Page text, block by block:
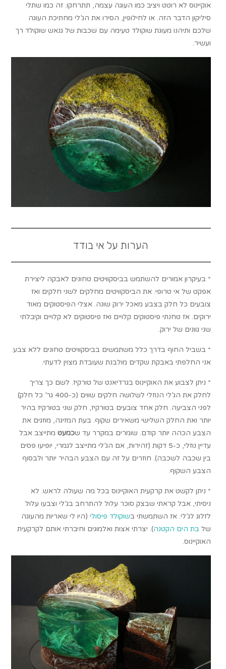
אוקיינוס לא רוטט ויציב כמו העוגה עצמה, תתרחקו. זה כמו שתלי
סיליקון הדבר הזה. או לחילופין, הסירו את הג’לי מחתיכת העוגה
שלכם ותיהנו מעוגת שוקולד טעימה עם שכבות של גנאש שוקולד רך
ועשיר.
הערות על אי בודד
* בעיקרון אמורים להשתמש בביסקוויטים טחונים לאבקה ליצירת
אפקט של אי טרופי. את הביסקוויטים מחלקים לשני חלקים ואז
צובעים כל חלק בצבע מאכל ירוק שונה. אצלי הפיסטוקים מאוד
ירוקים. אז טחנתי פיסטוקים קלויים ואז פיסטוקים לא קלויים וקיבלתי
שני גוונים של ירוק.
* בשביל החוף בדרך כלל משתמשים בביסקוויטים טחונים ללא צבע.
אני החלפתי באבקת שקדים מולבנת שעובדת מצוין לדעתי.
* ניתן לצבוע את האוקיינוס בגרדיאנט של טורקיז. לשם כך צריך
לחלק את הג’לי הנוזלי לשלושה חלקים שווים (כ-400 גר’ כל חלק)
לפני הצביעה. חלק אחד צובעים בטורקיז, חלק שני בטורקיז בהיר
יותר ואת החלק השלישי משאירים שקוף. בעת המזיגה, מוזגים את
הצבע הכהה יותר קודם. שומרים במקרר עד שכמעט מתייצב אבל
עדיין נוזלי, כ-5 דקות (זהירות, אם הג’לי מתייצב לגמרי, יופיעו פסים
בין שכבה לשכבה). חוזרים על זה עם הצבע הבהיר יותר ולבסוף
הצבע השקוף.
* ניתן לקשט את קרקעית האוקיינוס בכל מה שעולה לראש. לא
ניסיתי, אבל קראתי שבצק סוכר עלול להתרחב בג’לי וצבעו עלול
לזלוג לג’לי. אז השתמשתי בשוקולד פיסולי (היו לי שאריות מהעוגה
שלבת הים הקטנה). יצרתי אצות ואלמוגים וחיברתי אותם לקרקעית
האוקיינוס.